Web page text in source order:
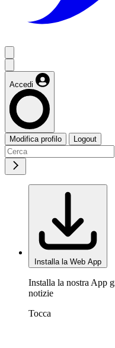
Accedi
Modifica profilo Logout
Installa la Web App
Installa la nostra App
notizie
Tocca